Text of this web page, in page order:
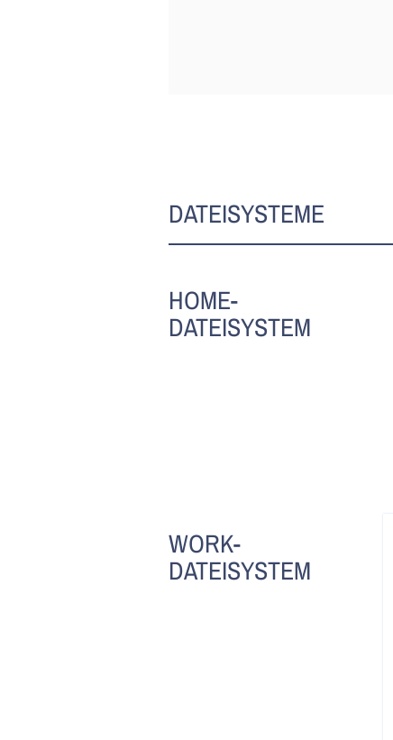
DATEISYSTEME
HOME-
DATEISYSTEM
WORK-
DATEISYSTEM